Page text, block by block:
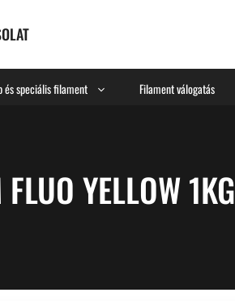
és speciális filament Filament válogatás
YELLOW 1KG